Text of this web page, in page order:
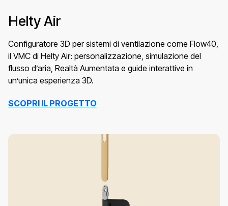
Helty Air
Configuratore 3D per sistemi di ventilazione come Flow40,
il VMC di Helty Air: personalizzazione, simulazione del
flusso d’aria, Realtà Aumentata e guide interattive in
un’unica esperienza 3D.
SCOPRI IL PROGETTO